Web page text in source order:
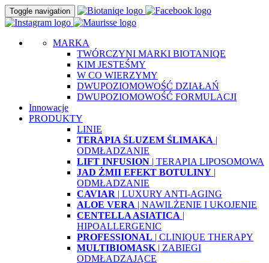
Toggle navigation
MARKA
TWÓRCZYNI MARKI BIOTANIQE
KIM JESTEŚMY
W CO WIERZYMY
DWUPOZIOMOWOŚĆ DZIAŁAŃ
DWUPOZIOMOWOŚĆ FORMULACJI
Innowacje
PRODUKTY
LINIE
TERAPIA ŚLUZEM ŚLIMAKA |
ODMŁADZANIE
LIFT INFUSION | TERAPIA LIPOSOMOWA
JAD ŻMII EFEKT BOTULINY |
ODMŁADZANIE
CAVIAR | LUXURY ANTI-AGING
ALOE VERA | NAWILŻENIE I UKOJENIE
CENTELLA ASIATICA |
HIPOALLERGENIC
PROFESSIONAL | CLINIQUE THERAPY
MULTIBIOMASK | ZABIEGI
ODMŁADZAJĄCE